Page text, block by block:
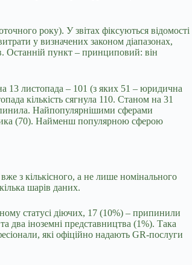
року). У звітах фіксуються відомості
у визначених законом діапазонах,
Останній пункт – принциповий: він
13 листопада – 101 (з яких 51 – юридична
кількість сягнула 110. Станом на 31
Найпопулярнішими сферами
(70). Найменш популярною сферою
з кількісного, а не лише номінального
шарів даних.
статусі діючих, 17 (10%) – припинили
два іноземні представництва (1%). Така
які офіційно надають GR-послуги